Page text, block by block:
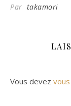
Par takamori
Vous devez